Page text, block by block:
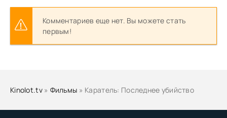
Комментариев еще нет. Вы можете стать
первым!
Kinolot.tv» Фильмы » Каратель: Последнее убийство